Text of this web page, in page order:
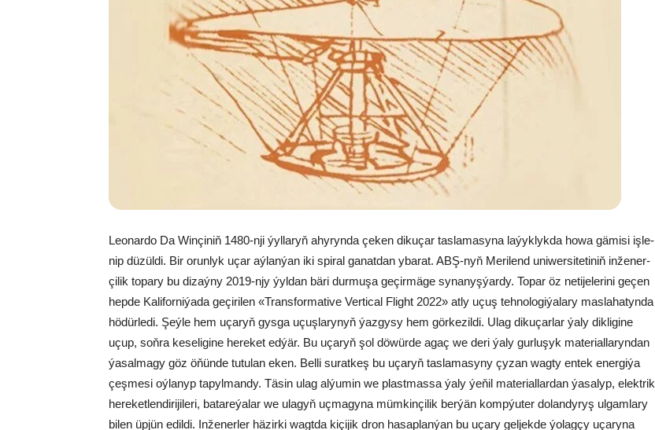
Leo­nar­do Da Win­çi­niň 1480-nji ýyl­la­ryň ahy­ryn­da çe­ken di­ku­çar tas­la­ma­sy­na la­ýyk­lyk­da ho­wa gä­mi­si iş­le­
nip dü­zül­di. Bir orun­lyk uçar aý­lan­ýan iki spi­ral ga­nat­dan yba­rat. ABŞ-nyň Me­ri­lend uni­wer­si­te­ti­niň in­že­ner­
çi­lik to­pa­ry bu di­zaý­ny 2019-njy ýyl­dan bä­ri dur­mu­şa ge­çir­mä­ge sy­na­nyş­ýar­dy. To­par öz ne­ti­je­le­ri­ni ge­çen
hep­de Ka­li­for­ni­ýa­da ge­çi­ri­len «Trans­for­ma­tive Ver­tical Flight 2022» at­ly uçuş teh­no­lo­gi­ýa­la­ry mas­la­ha­tyn­da
hö­dür­le­di. Şeý­le hem uça­ryň gys­ga uçuş­la­ry­nyň ýaz­gy­sy hem gör­ke­zil­di. Ulag di­ku­çar­lar ýa­ly dik­li­gi­ne
uçup, soň­ra ke­se­li­gi­ne he­re­ket ed­ýär. Bu uça­ryň şol dö­wür­de agaç we de­ri ýa­ly gur­lu­şyk ma­te­ri­al­la­ryn­dan
ýa­sal­ma­gy göz öňün­de tu­tu­lan eken. Bel­li su­rat­keş bu uça­ryň tas­la­ma­sy­ny çy­zan wag­ty en­tek ener­gi­ýa
çeş­me­si oý­la­nyp ta­pyl­man­dy. Tä­sin ulag al­ýu­min we plast­mas­sa ýa­ly ýe­ňil ma­te­ri­al­lar­dan ýa­sa­lyp, elekt­rik
he­re­ket­len­di­ri­ji­le­ri, ba­ta­re­ýa­lar we ula­gyň uç­ma­gy­na müm­kin­çi­lik ber­ýän komp­ýu­ter do­lan­dy­ryş ul­gam­la­ry
bi­len üp­jün edil­di. In­že­ner­ler hä­zir­ki wagt­da ki­çi­jik dron ha­sap­lan­ýan bu uça­ry gel­jek­de ýo­lag­çy uça­ry­na